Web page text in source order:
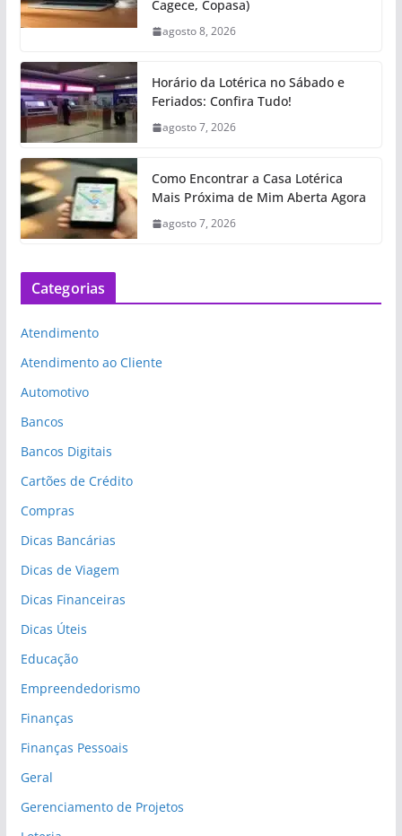
Cagece, Copasa)
agosto 8, 2026
Horário da Lotérica no Sábado e
Feriados: Confira Tudo!
agosto 7, 2026
Como Encontrar a Casa Lotérica
Mais Próxima de Mim Aberta Agora
agosto 7, 2026
Categorias
Atendimento
Atendimento ao Cliente
Automotivo
Bancos
Bancos Digitais
Cartões de Crédito
Compras
Dicas Bancárias
Dicas de Viagem
Dicas Financeiras
Dicas Úteis
Educação
Empreendedorismo
Finanças
Finanças Pessoais
Geral
Gerenciamento de Projetos